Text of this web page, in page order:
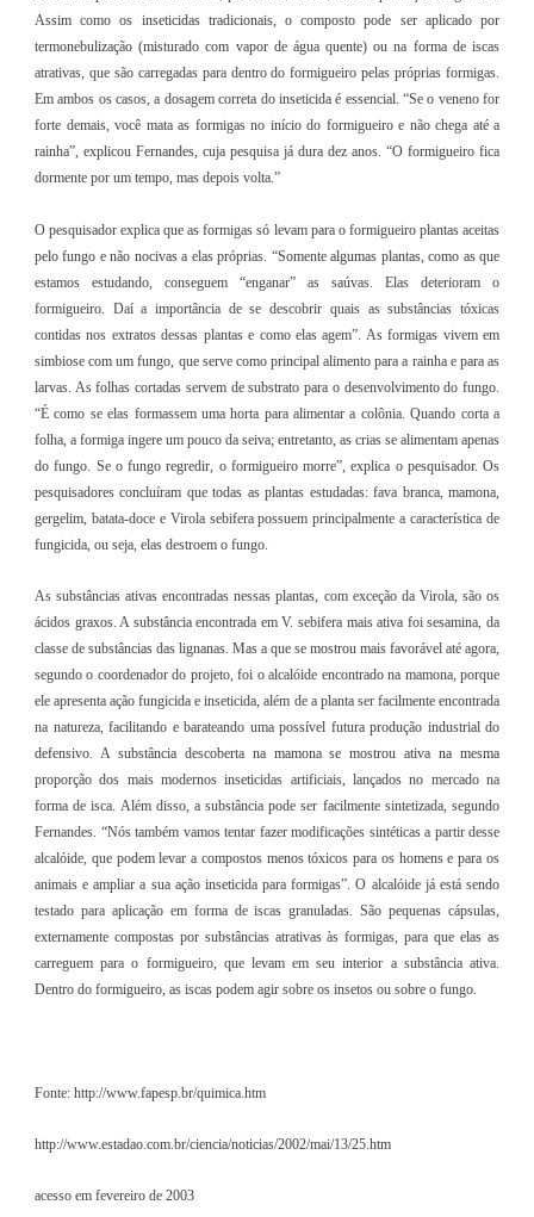
Assim como os inseticidas tradicionais, o composto pode ser aplicado por
termonebulização (misturado com vapor de água quente) ou na forma de iscas
atrativas, que são carregadas para dentro do formigueiro pelas próprias formigas.
Em ambos os casos, a dosagem correta do inseticida é essencial. “Se o veneno for
forte demais, você mata as formigas no início do formigueiro e não chega até a
rainha”, explicou Fernandes, cuja pesquisa já dura dez anos. “O formigueiro fica
dormente por um tempo, mas depois volta.”
O pesquisador explica que as formigas só levam para o formigueiro plantas aceitas
pelo fungo e não nocivas a elas próprias. “Somente algumas plantas, como as que
estamos estudando, conseguem “enganar” as saúvas. Elas deterioram o
formigueiro. Daí a importância de se descobrir quais as substâncias tóxicas
contidas nos extratos dessas plantas e como elas agem”. As formigas vivem em
simbiose com um fungo, que serve como principal alimento para a rainha e para as
larvas. As folhas cortadas servem de substrato para o desenvolvimento do fungo.
“É como se elas formassem uma horta para alimentar a colônia. Quando corta a
folha, a formiga ingere um pouco da seiva; entretanto, as crias se alimentam apenas
do fungo. Se o fungo regredir, o formigueiro morre”, explica o pesquisador. Os
pesquisadores concluíram que todas as plantas estudadas: fava branca, mamona,
gergelim, batata-doce e Virola sebifera possuem principalmente a característica de
fungicida, ou seja, elas destroem o fungo.
As substâncias ativas encontradas nessas plantas, com exceção da Virola, são os
ácidos graxos. A substância encontrada em V. sebifera mais ativa foi sesamina, da
classe de substâncias das lignanas. Mas a que se mostrou mais favorável até agora,
segundo o coordenador do projeto, foi o alcalóide encontrado na mamona, porque
ele apresenta ação fungicida e inseticida, além de a planta ser facilmente encontrada
na natureza, facilitando e barateando uma possível futura produção industrial do
defensivo. A substância descoberta na mamona se mostrou ativa na mesma
proporção dos mais modernos inseticidas artificiais, lançados no mercado na
forma de isca. Além disso, a substância pode ser facilmente sintetizada, segundo
Fernandes. “Nós também vamos tentar fazer modificações sintéticas a partir desse
alcalóide, que podem levar a compostos menos tóxicos para os homens e para os
animais e ampliar a sua ação inseticida para formigas”. O alcalóide já está sendo
testado para aplicação em forma de iscas granuladas. São pequenas cápsulas,
externamente compostas por substâncias atrativas às formigas, para que elas as
carreguem para o formigueiro, que levam em seu interior a substância ativa.
Dentro do formigueiro, as iscas podem agir sobre os insetos ou sobre o fungo.
Fonte: http://www.fapesp.br/quimica.htm
http://www.estadao.com.br/ciencia/noticias/2002/mai/13/25.htm
acesso em fevereiro de 2003